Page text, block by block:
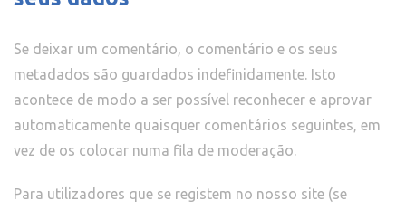
Se deixar um comentário, o comentário e os seus
metadados são guardados indefinidamente. Isto
acontece de modo a ser possível reconhecer e aprovar
automaticamente quaisquer comentários seguintes, em
vez de os colocar numa fila de moderação.
Para utilizadores que se registem no nosso site (se